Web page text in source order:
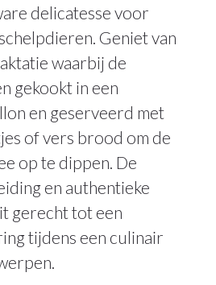
delicatesse voor
Geniet van
waarbij de
gekookt in een
en geserveerd met
of vers brood om de
op te dippen. De
en authentieke
gerecht tot een
tijdens een culinair